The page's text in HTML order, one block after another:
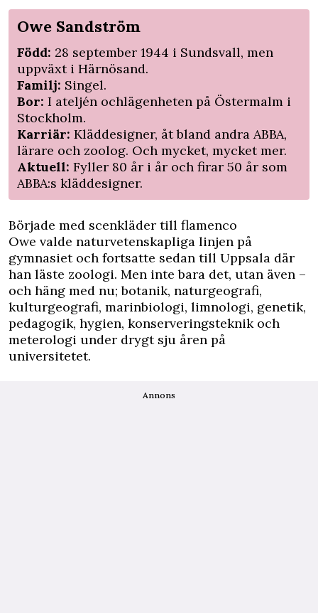
Owe Sandström
Född: 28 september 1944 i Sundsvall, men
uppväxt i Härnösand.
Familj: Singel.
Bor: I ateljén ochlägenheten på Östermalm i
Stockholm.
Karriär: Kläddesigner, åt bland andra ABBA,
lärare och zoolog. Och mycket, mycket mer.
Aktuell: Fyller 80 år i år och firar 50 år som
ABBA:s kläddesigner.
Började med scenkläder till flamenco
Owe valde naturvetenskapliga linjen på
gymnasiet och fortsatte sedan till Uppsala där
han läste zoologi. Men inte bara det, utan även –
och häng med nu; botanik, naturgeografi,
kulturgeografi, marinbiologi, limnologi, genetik,
pedagogik, hygien, konserveringsteknik och
meterologi under drygt sju åren på
universitetet.
Annons